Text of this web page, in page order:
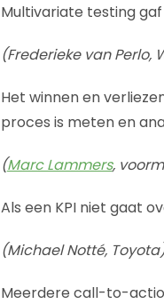
Multivariate testing
(Frederieke van Perlo,
Het winnen en
proces is meten en
(Marc Lammers,
Als een KPI niet gaat
(Michael Notté,
Meerdere call-to-